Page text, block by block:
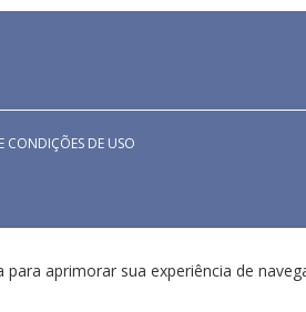
CONDIÇÕES DE USO
aprimorar sua experiência de